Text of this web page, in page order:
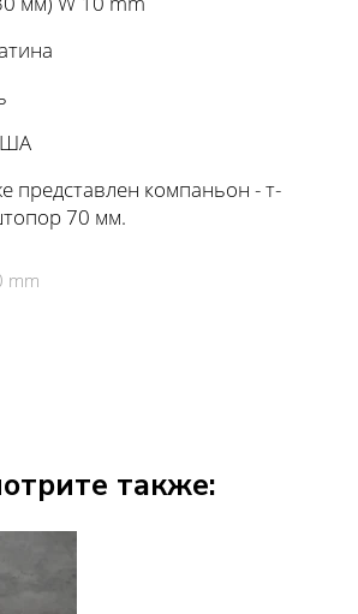
представлен компаньон - т-
70 мм.
mm
также: